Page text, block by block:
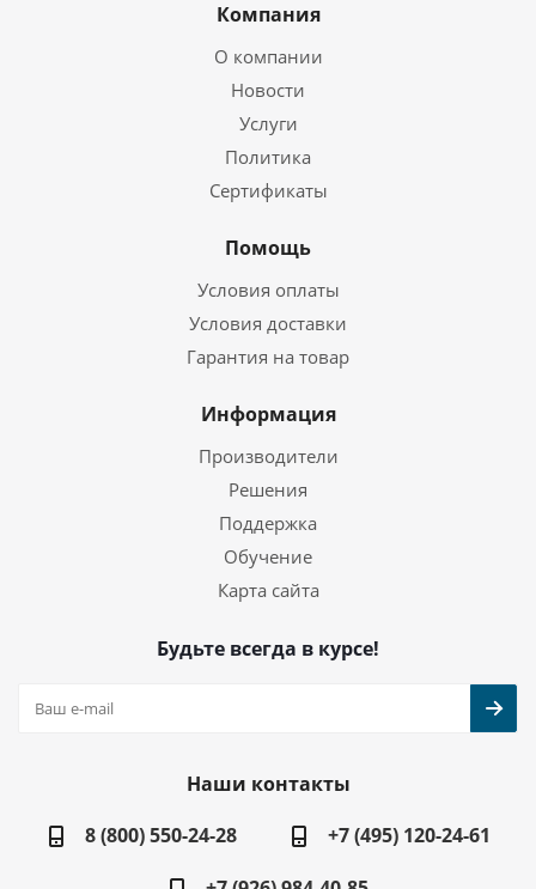
Компания
О компании
Новости
Услуги
Политика
Сертификаты
Помощь
Условия оплаты
Условия доставки
Гарантия на товар
Информация
Производители
Решения
Поддержка
Обучение
Карта сайта
Будьте всегда в курсе!
Наши контакты
8 (800) 550-24-28
+7 (495) 120-24-61